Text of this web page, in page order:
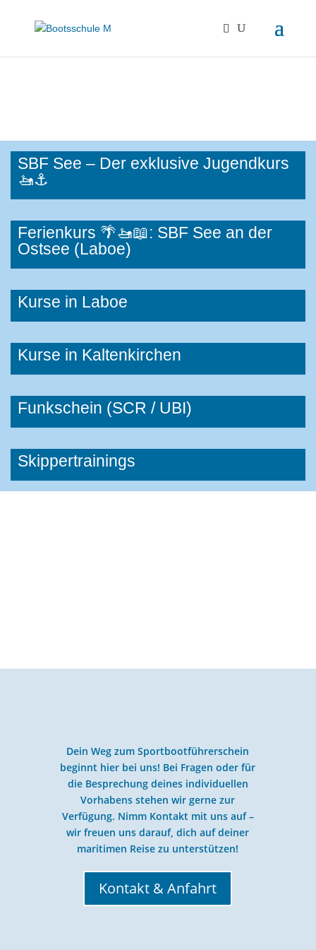
SBF See – Der exklusive Jugendkurs
🚤⚓
Ferienkurs 🌴🚤📖: SBF See an der
Ostsee (Laboe)
Kurse in Laboe
Kurse in Kaltenkirchen
Funkschein (SCR / UBI)
Skippertrainings
Dein Weg zum Sportbootführerschein
beginnt hier bei uns! Bei Fragen oder für
die Besprechung deines individuellen
Vorhabens stehen wir gerne zur
Verfügung. Nimm Kontakt mit uns auf –
wir freuen uns darauf, dich auf deiner
maritimen Reise zu unterstützen!
Kontakt & Anfahrt